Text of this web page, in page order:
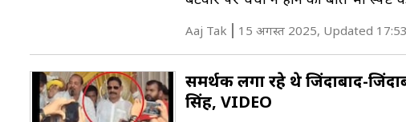
Aaj Tak 15 अगस्त 2025, Updated
समर्थक लगा रहे थे जिंदाबाद-
सिंह, VIDEO